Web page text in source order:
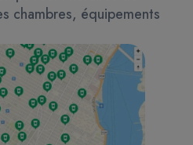
chambres, équipements